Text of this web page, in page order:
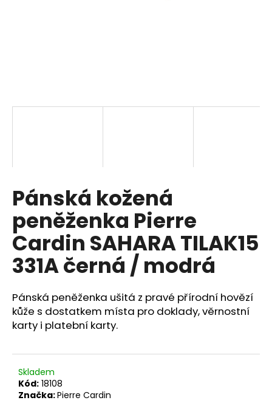
Pánská kožená
peněženka Pierre
Cardin SAHARA TILAK15
331A černá / modrá
Pánská peněženka ušitá z pravé přírodní hovězí
kůže s dostatkem místa pro doklady, věrnostní
karty i platební karty.
Skladem
Kód: 18108
Značka:Pierre Cardin
D
o
p
o
r
u
č
j
e
m